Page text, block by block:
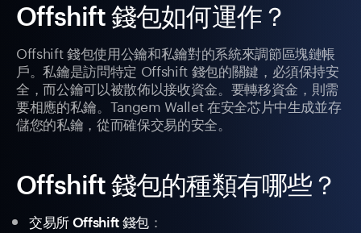
Offshift 錢包如何運作？
Offshift 錢包使用公鑰和私鑰對的系統來調節區塊鏈帳
戶。私鑰是訪問特定 Offshift 錢包的關鍵，必須保持安
全，而公鑰可以被散佈以接收資金。要轉移資金，則需
要相應的私鑰。Tangem Wallet 在安全芯片中生成並存
儲您的私鑰，從而確保交易的安全。
Offshift 錢包的種類有哪些？
交易所 Offshift 錢包：